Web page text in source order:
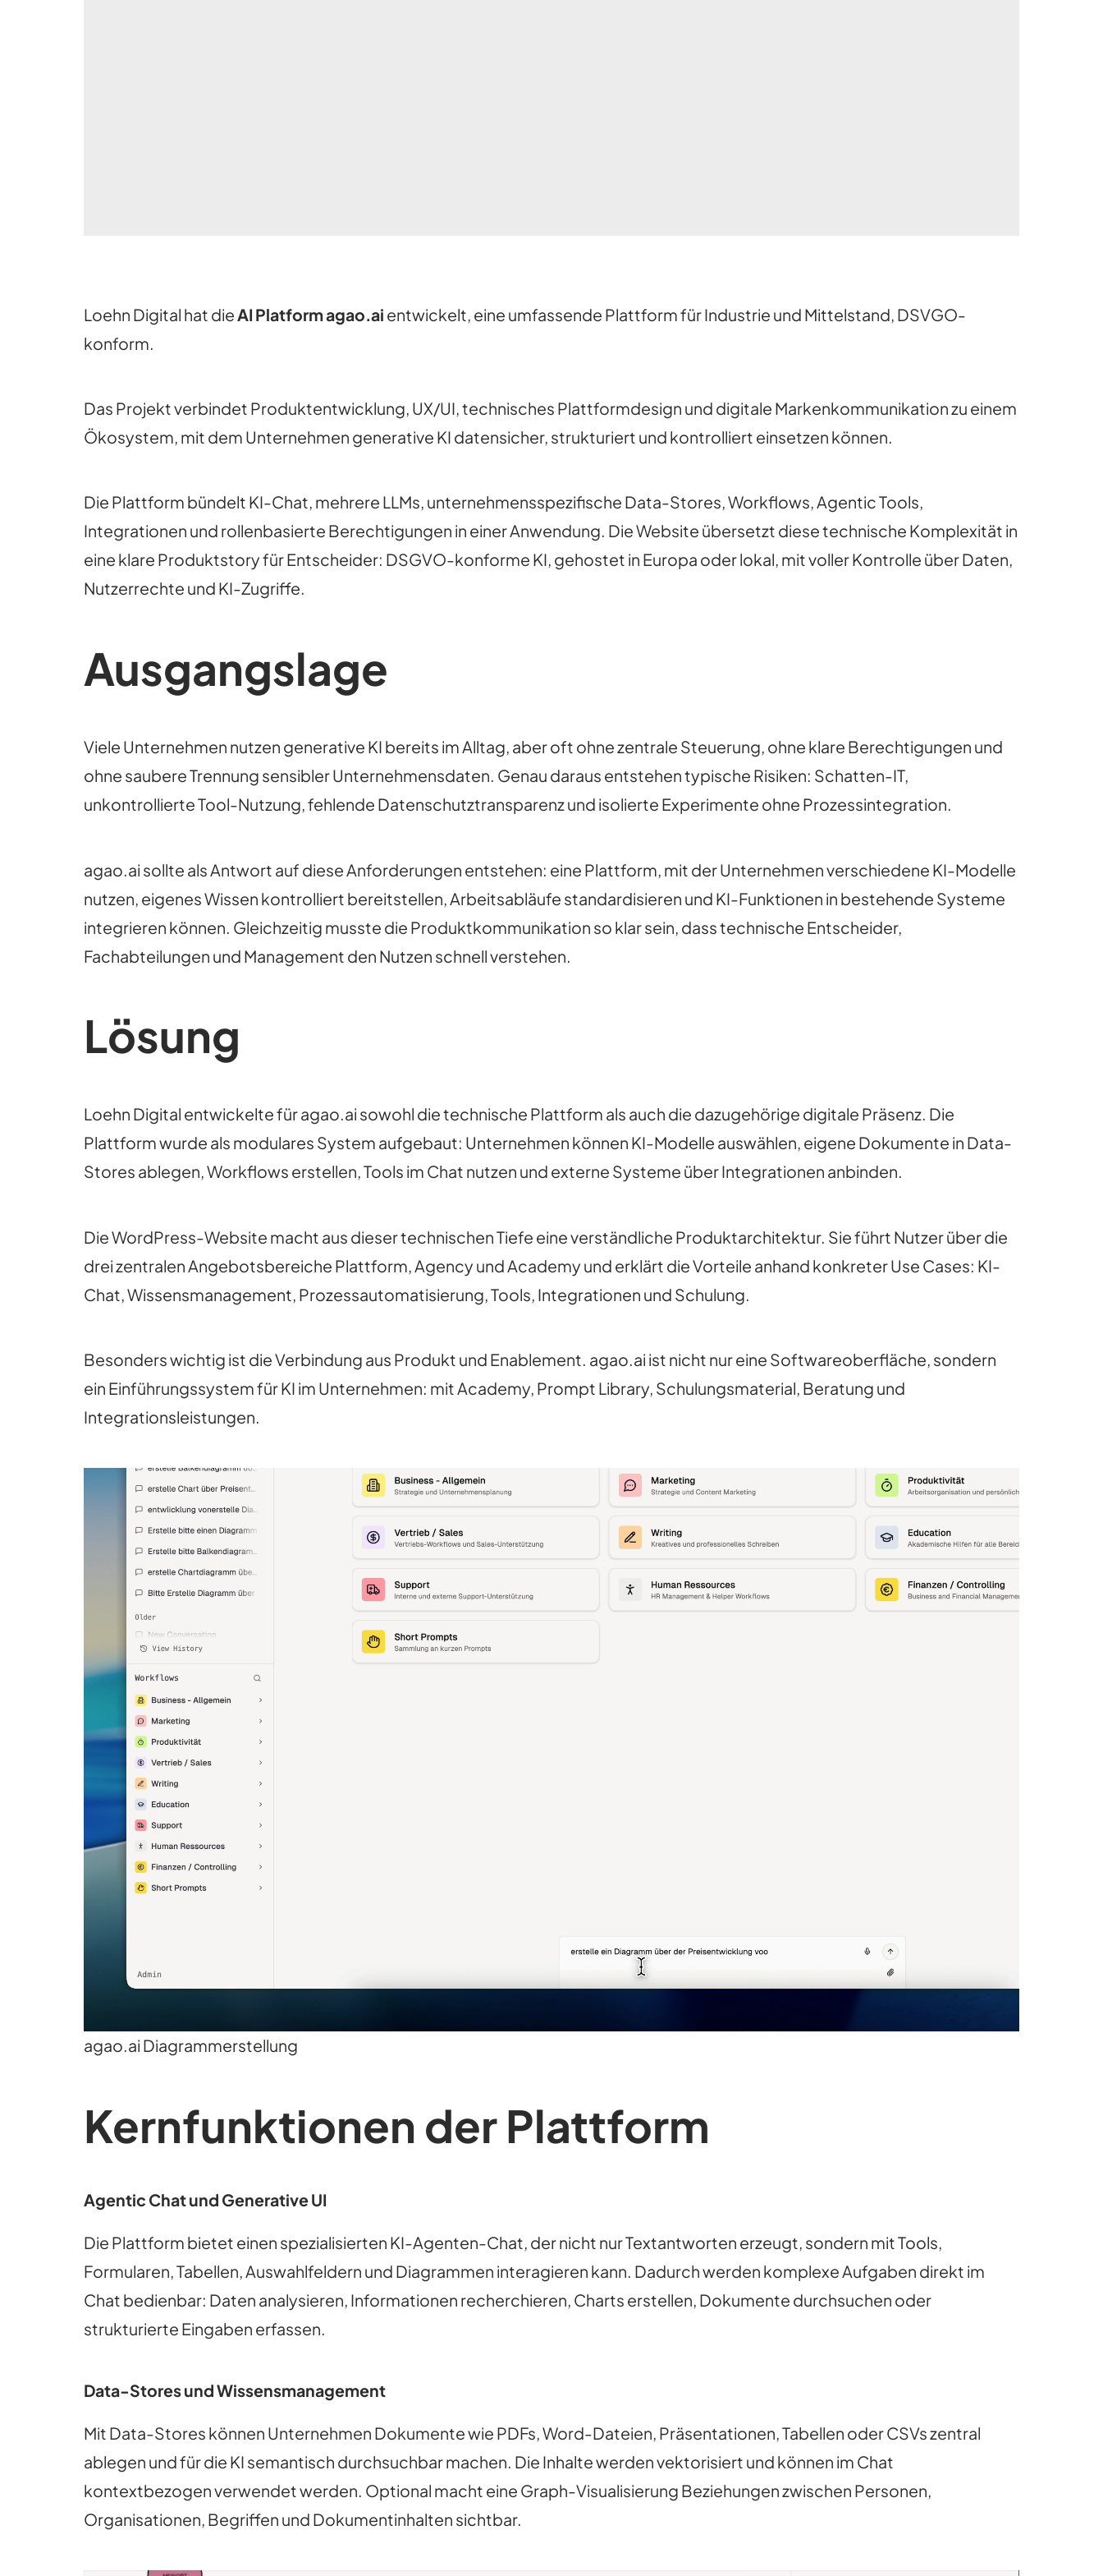
Loehn Digital hat dieAI Platform agao.ai entwickelt, eine umfassende Plattform für Industrie und Mittelstand, DSVGO-
konform.
Das Projekt verbindet Produktentwicklung, UX/UI, technisches Plattformdesign und digitale Markenkommunikation zu einem
Ökosystem, mit dem Unternehmen generative KI datensicher, strukturiert und kontrolliert einsetzen können.
Die Plattform bündelt KI-Chat, mehrere LLMs, unternehmensspezifische Data-Stores, Workflows, Agentic Tools,
Integrationen und rollenbasierte Berechtigungen in einer Anwendung. Die Website übersetzt diese technische Komplexität in
eine klare Produktstory für Entscheider: DSGVO-konforme KI, gehostet in Europa oder lokal, mit voller Kontrolle über Daten,
Nutzerrechte und KI-Zugriffe.
Ausgangslage
Viele Unternehmen nutzen generative KI bereits im Alltag, aber oft ohne zentrale Steuerung, ohne klare Berechtigungen und
ohne saubere Trennung sensibler Unternehmensdaten. Genau daraus entstehen typische Risiken: Schatten-IT,
unkontrollierte Tool-Nutzung, fehlende Datenschutztransparenz und isolierte Experimente ohne Prozessintegration.
agao.ai sollte als Antwort auf diese Anforderungen entstehen: eine Plattform, mit der Unternehmen verschiedene KI-Modelle
nutzen, eigenes Wissen kontrolliert bereitstellen, Arbeitsabläufe standardisieren und KI-Funktionen in bestehende Systeme
integrieren können. Gleichzeitig musste die Produktkommunikation so klar sein, dass technische Entscheider,
Fachabteilungen und Management den Nutzen schnell verstehen.
Lösung
Loehn Digital entwickelte für agao.ai sowohl die technische Plattform als auch die dazugehörige digitale Präsenz. Die
Plattform wurde als modulares System aufgebaut: Unternehmen können KI-Modelle auswählen, eigene Dokumente in Data-
Stores ablegen, Workflows erstellen, Tools im Chat nutzen und externe Systeme über Integrationen anbinden.
Die WordPress-Website macht aus dieser technischen Tiefe eine verständliche Produktarchitektur. Sie führt Nutzer über die
drei zentralen Angebotsbereiche Plattform, Agency und Academy und erklärt die Vorteile anhand konkreter Use Cases: KI-
Chat, Wissensmanagement, Prozessautomatisierung, Tools, Integrationen und Schulung.
Besonders wichtig ist die Verbindung aus Produkt und Enablement. agao.ai ist nicht nur eine Softwareoberfläche, sondern
ein Einführungssystem für KI im Unternehmen: mit Academy, Prompt Library, Schulungsmaterial, Beratung und
Integrationsleistungen.
agao.ai Diagrammerstellung
Kernfunktionen der Plattform
Agentic Chat und Generative UI
Die Plattform bietet einen spezialisierten KI-Agenten-Chat, der nicht nur Textantworten erzeugt, sondern mit Tools,
Formularen, Tabellen, Auswahlfeldern und Diagrammen interagieren kann. Dadurch werden komplexe Aufgaben direkt im
Chat bedienbar: Daten analysieren, Informationen recherchieren, Charts erstellen, Dokumente durchsuchen oder
strukturierte Eingaben erfassen.
Data-Stores und Wissensmanagement
Mit Data-Stores können Unternehmen Dokumente wie PDFs, Word-Dateien, Präsentationen, Tabellen oder CSVs zentral
ablegen und für die KI semantisch durchsuchbar machen. Die Inhalte werden vektorisiert und können im Chat
kontextbezogen verwendet werden. Optional macht eine Graph-Visualisierung Beziehungen zwischen Personen,
Organisationen, Begriffen und Dokumentinhalten sichtbar.